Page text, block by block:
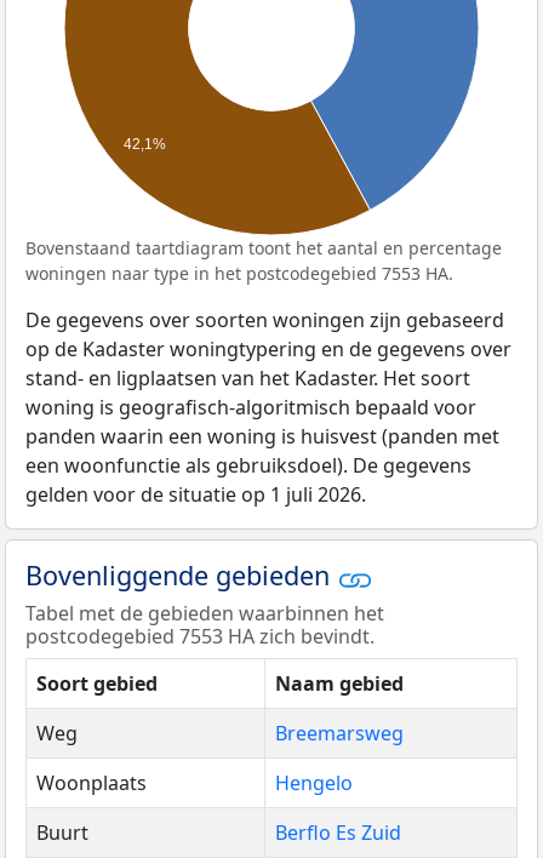
42,1%
Bovenstaand taartdiagram toont het aantal en percentage
woningen naar type in het postcodegebied 7553 HA.
De gegevens over soorten woningen zijn gebaseerd
op de Kadaster woningtypering en de gegevens over
stand- en ligplaatsen van het Kadaster. Het soort
woning is geografisch-algoritmisch bepaald voor
panden waarin een woning is huisvest (panden met
een woonfunctie als gebruiksdoel). De gegevens
gelden voor de situatie op 1 juli 2026.
Bovenliggende gebieden
Tabel met de gebieden waarbinnen het
postcodegebied 7553 HA zich bevindt.
Soort gebied
Naam gebied
Weg
Breemarsweg
Woonplaats
Hengelo
Buurt
Berflo Es Zuid